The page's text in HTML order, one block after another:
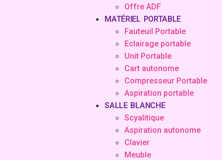
Offre ADF
MATÉRIEL PORTABLE
Fauteuil Portable
Eclairage portable
Unit Portable
Cart autonome
Compresseur Portable
Aspiration portable
SALLE BLANCHE
Scyalitique
Aspiration autonome
Clavier
Meuble